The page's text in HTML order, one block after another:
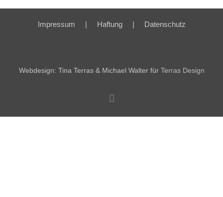
Impressum Haftung Datenschutz
Webdesign: Tina Terras & Michael Walter fürTerras Design
Facebook